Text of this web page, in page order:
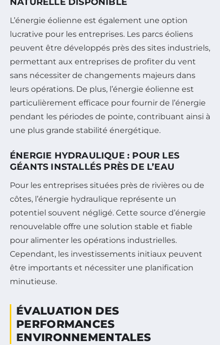
L’énergie éolienne est également une option
lucrative pour les entreprises. Les parcs éoliens
peuvent être développés près des sites industriels,
permettant aux entreprises de profiter du vent
sans nécessiter de changements majeurs dans
leurs opérations. De plus, l’énergie éolienne est
particulièrement efficace pour fournir de l’énergie
pendant les périodes de pointe, contribuant ainsi à
une plus grande stabilité énergétique.
ÉNERGIE HYDRAULIQUE : POUR LES
GÉANTS INSTALLÉS PRÈS DE L’EAU
Pour les entreprises situées près de rivières ou de
côtes, l’énergie hydraulique représente un
potentiel souvent négligé. Cette source d’énergie
renouvelable offre une solution stable et fiable
pour alimenter les opérations industrielles.
Cependant, les investissements initiaux peuvent
être importants et nécessiter une planification
minutieuse.
ÉVALUATION DES
PERFORMANCES
ENVIRONNEMENTALES